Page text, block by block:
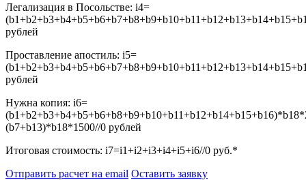
Легализация в Посольстве: i4=
рублей
Проставление апостиль: i5=
рублей
Нужна копия: i6=
(b7+b13)*b18*1500//0 рублей
Итоговая стоимость: i7=i1+i2+i3+i4+i5+i6//0 руб.*
Отправить расчет на email Оставить заявку